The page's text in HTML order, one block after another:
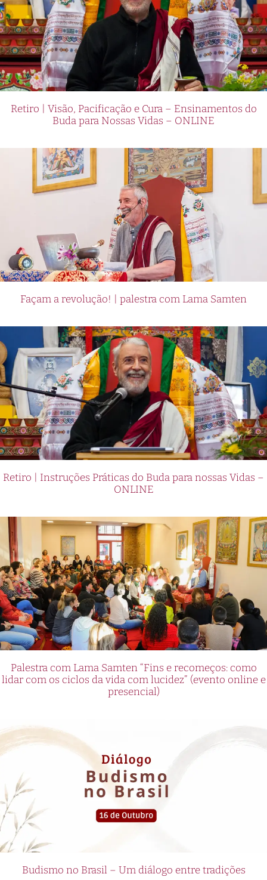
Retiro | Visão, Pacificação e Cura – Ensinamentos do
Buda para Nossas Vidas – ONLINE
Façam a revolução! | palestra com Lama Samten
Retiro | Instruções Práticas do Buda para nossas Vidas –
ONLINE
Palestra com Lama Samten “Fins e recomeços: como
lidar com os ciclos da vida com lucidez” (evento online e
presencial)
Budismo no Brasil – Um diálogo entre tradições